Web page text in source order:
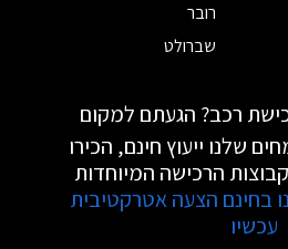
רובר
שברולט
רכב? הגעתם למקום
שלנו ייעוץ חינם, הכירו
הרכישה המיוחדות
בחינם הצעה אטרקטיבית
עכשיו